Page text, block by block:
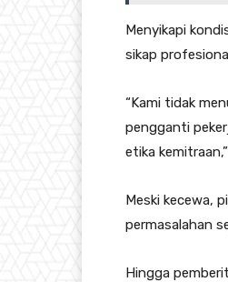
Menyikapi
sikap
“Kami tidak
pengganti
etika
Meski kecewa,
permasalahan
Hingga